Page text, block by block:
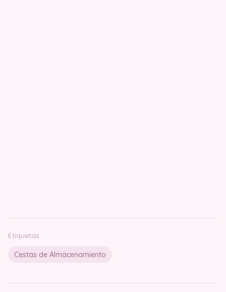
Etiquetas
Cestas de Almacenamiento